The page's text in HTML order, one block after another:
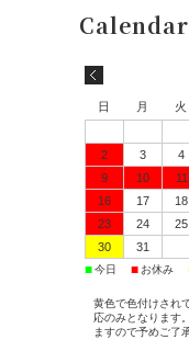
日 月 火
2
3 4
9
10 11
16
17 18
23
24 25
30
31
■今日 ■お休み
黄色で色付けされ
応のみとなります
ますので予めご了